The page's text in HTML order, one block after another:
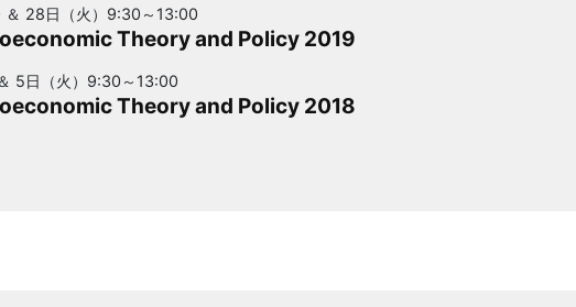
28日（火）9:30～13:00
Theory and Policy 2019
5日（火）9:30～13:00
Theory and Policy 2018